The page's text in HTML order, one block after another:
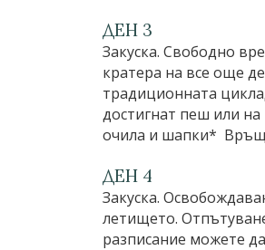
ДЕН 3
Закуска. Свободно
кратера на все още
традиционната
достигнат пеш или
очила и шапки*
ДЕН 4
Закуска.
летището.
разписание можете